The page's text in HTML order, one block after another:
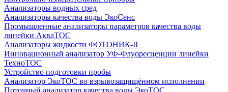
Анализаторы водных сред
Анализаторы качества воды ЭкоСенс
Промышленные анализаторы параметров качества воды
линейки АкваТОС
Анализаторы жидкости ФОТОНИК-II
Инновационный анализатор УФ-Флуоресценции линейки
ТехноТОС
Устройство подготовки пробы
Анализатор ЭкоТОС во взрывозащищённом исполнении
Поточный анализатор качества воды ЭкоТОС